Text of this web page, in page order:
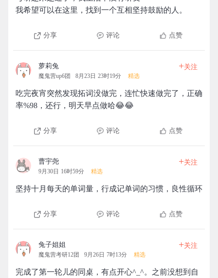
我希望可以在这里，找到一个互相坚持鼓励的人。
分享 评论 点赞
萝莉兔
魔鬼营up6团 8月23日 23时19分 精选
+关注
吃完夜宵突然发现拓词没做完，连忙快速做完了，正确
率%98，还行，明天早点做哈😂😂
分享 评论 点赞
曹宇尧
9月30日 16时59分 精选
+关注
坚持十月每天的单词量，行成记单词的习惯，良性循环
分享 评论 点赞
兔子姐姐
魔鬼营考研12团 9月26日 7时13分 精选
+关注
完成了第一轮儿的同桌，有点开心^_^。之前没想到自